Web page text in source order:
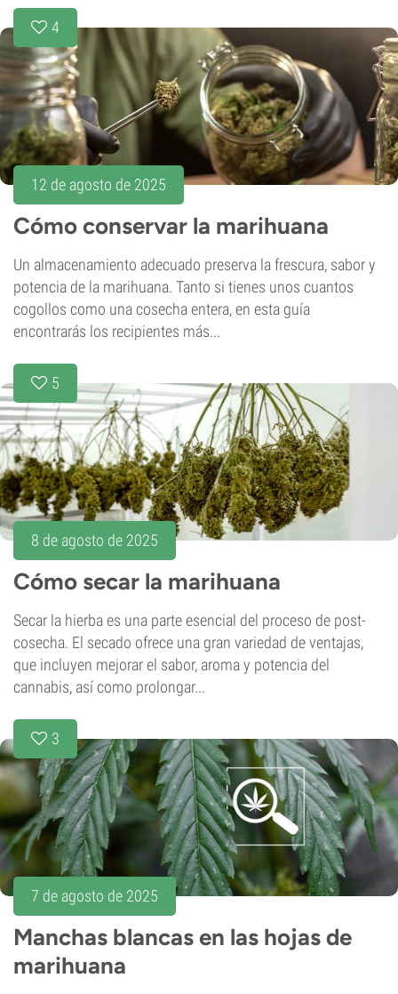
4
12 de agosto de 2025
Cómo conservar la marihuana
Un almacenamiento adecuado preserva la frescura, sabor y
potencia de la marihuana. Tanto si tienes unos cuantos
cogollos como una cosecha entera, en esta guía
encontrarás los recipientes más...
5
8 de agosto de 2025
Cómo secar la marihuana
Secar la hierba es una parte esencial del proceso de post-
cosecha. El secado ofrece una gran variedad de ventajas,
que incluyen mejorar el sabor, aroma y potencia del
cannabis, así como prolongar...
3
7 de agosto de 2025
Manchas blancas en las hojas de
marihuana